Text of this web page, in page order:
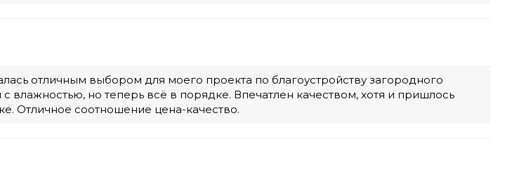
отличным выбором для моего проекта по благоустройству загородного
но теперь всё в порядке. Впечатлен качеством, хотя и пришлось
Отличное соотношение цена-качество.